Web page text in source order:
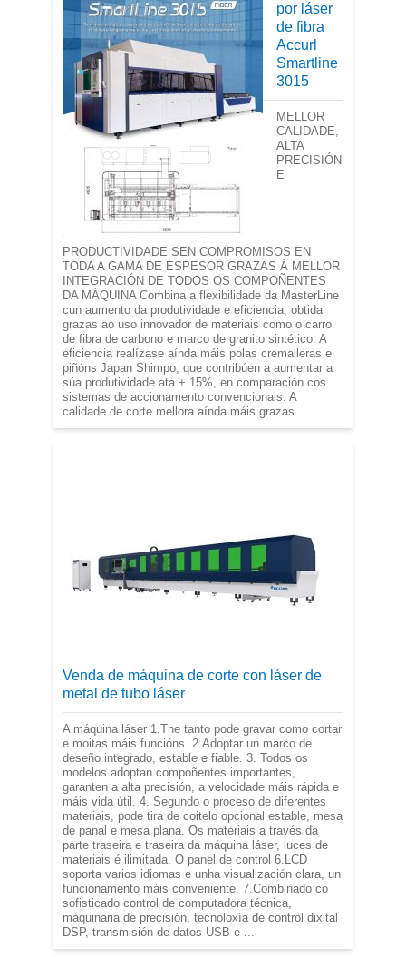
por láser
de fibra
Accurl
Smartline
3015
MELLOR
CALIDADE,
ALTA
PRECISIÓN
E
PRODUCTIVIDADE SEN COMPROMISOS EN
TODA A GAMA DE ESPESOR GRAZAS Á MELLOR
INTEGRACIÓN DE TODOS OS COMPOÑENTES
DA MÁQUINA Combina a flexibilidade da MasterLine
cun aumento da produtividade e eficiencia, obtida
grazas ao uso innovador de materiais como o carro
de fibra de carbono e marco de granito sintético. A
eficiencia realízase aínda máis polas cremalleras e
piñóns Japan Shimpo, que contribúen a aumentar a
súa produtividade ata + 15%, en comparación cos
sistemas de accionamento convencionais. A
calidade de corte mellora aínda máis grazas ...
Venda de máquina de corte con láser de
metal de tubo láser
A máquina láser 1.The tanto pode gravar como cortar
e moitas máis funcións. 2.Adoptar un marco de
deseño integrado, estable e fiable. 3. Todos os
modelos adoptan compoñentes importantes,
garanten a alta precisión, a velocidade máis rápida e
máis vida útil. 4. Segundo o proceso de diferentes
materiais, pode tira de coitelo opcional estable, mesa
de panal e mesa plana. Os materiais a través da
parte traseira e traseira da máquina láser, luces de
materiais é ilimitada. O panel de control 6.LCD
soporta varios idiomas e unha visualización clara, un
funcionamento máis conveniente. 7.Combinado co
sofisticado control de computadora técnica,
maquinaria de precisión, tecnoloxía de control dixital
DSP, transmisión de datos USB e ...